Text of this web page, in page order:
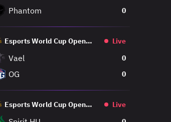
Phantom 0
Esports World Cup Open
Live
Vael 0
OG 0
Esports World Cup Open
Live